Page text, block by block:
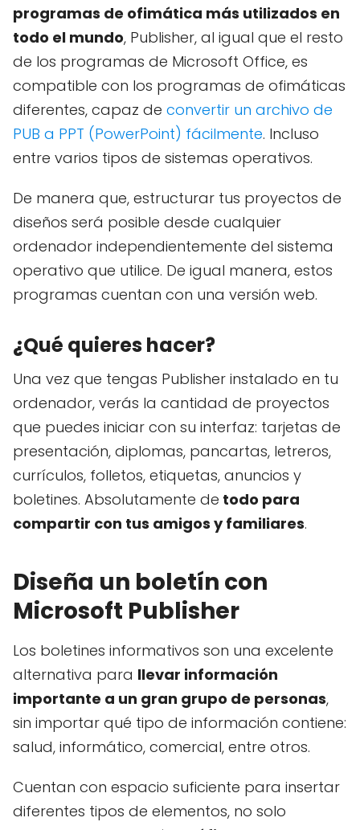
programas de ofimática más utilizados en
todo el mundo, Publisher, al igual que el resto
de los programas de Microsoft Office, es
compatible con los programas de ofimáticas
diferentes, capaz de convertir un archivo de
PUB a PPT (PowerPoint) fácilmente. Incluso
entre varios tipos de sistemas operativos.
De manera que, estructurar tus proyectos de
diseños será posible desde cualquier
ordenador independientemente del sistema
operativo que utilice. De igual manera, estos
programas cuentan con una versión web.
¿Qué quieres hacer?
Una vez que tengas Publisher instalado en tu
ordenador, verás la cantidad de proyectos
que puedes iniciar con su interfaz: tarjetas de
presentación, diplomas, pancartas, letreros,
currículos, folletos, etiquetas, anuncios y
boletines. Absolutamente de todo para
compartir con tus amigos y familiares.
Diseña un boletín con
Microsoft Publisher
Los boletines informativos son una excelente
alternativa para llevar información
importante a un gran grupo de personas,
sin importar qué tipo de información contiene:
salud, informático, comercial, entre otros.
Cuentan con espacio suficiente para insertar
diferentes tipos de elementos, no solo